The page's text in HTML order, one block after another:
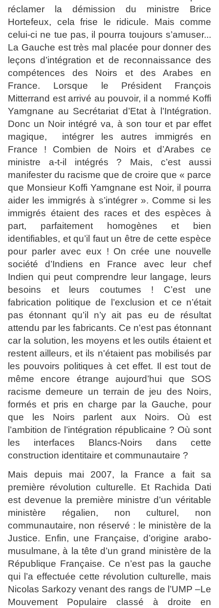
réclamer la démission du ministre Brice
Hortefeux, cela frise le ridicule. Mais comme
celui-ci ne tue pas, il pourra toujours s’amuser...
La Gauche est très mal placée pour donner des
leçons d’intégration et de reconnaissance des
compétences des Noirs et des Arabes en
France. Lorsque le Président François
Mitterrand est arrivé au pouvoir, il a nommé Koffi
Yamgnane au Secrétariat d’Etat à l’Intégration.
Donc un Noir intégré va, à son tour et par effet
magique, intégrer les autres immigrés en
France ! Combien de Noirs et d’Arabes ce
ministre a-t-il intégrés ? Mais, c’est aussi
manifester du racisme que de croire que « parce
que Monsieur Koffi Yamgnane est Noir, il pourra
aider les immigrés à s’intégrer ». Comme si les
immigrés étaient des races et des espèces à
part, parfaitement homogènes et bien
identifiables, et qu’il faut un être de cette espèce
pour parler avec eux ! On crée une nouvelle
société d’Indiens en France avec leur chef
Indien qui peut comprendre leur langage, leurs
besoins et leurs coutumes ! C’est une
fabrication politique de l’exclusion et ce n’était
pas étonnant qu’il n’y ait pas eu de résultat
attendu par les fabricants. Ce n'est pas étonnant
car la solution, les moyens et les outils étaient et
restent ailleurs, et ils n'étaient pas mobilisés par
les pouvoirs politiques à cet effet. Il est tout de
même encore étrange aujourd’hui que SOS
racisme demeure un terrain de jeu des Noirs,
formés et pris en charge par la Gauche, pour
que les Noirs parlent aux Noirs. Où est
l’ambition de l’intégration républicaine ? Où sont
les interfaces Blancs-Noirs dans cette
construction identitaire et communautaire ?
Mais depuis mai 2007, la France a fait sa
première révolution culturelle. Et Rachida Dati
est devenue la première ministre d’un véritable
ministère régalien, non culturel, non
communautaire, non réservé : le ministère de la
Justice. Enfin, une Française, d’origine arabo-
musulmane, à la tête d’un grand ministère de la
République Française. Ce n’est pas la gauche
qui l’a effectuée cette révolution culturelle, mais
Nicolas Sarkozy venant des rangs de l’UMP –Le
Mouvement Populaire classé à droite en